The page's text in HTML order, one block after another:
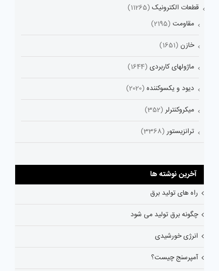
قطعات الکترونیک (11265)
مقاومت (2195)
خازن (1651)
ماژولهای کاربردی (1644)
دیود و یکسوکننده (2020)
میکروکنترلر (352)
ترانزیستور (3368)
آخرین نوشته ها
راه های تولید برق
چگونه برق تولید می شود
انرژی خورشیدی
آمپرسنج چیست؟